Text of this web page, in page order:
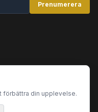
Prenumerera
•
förbättra din upplevelse.